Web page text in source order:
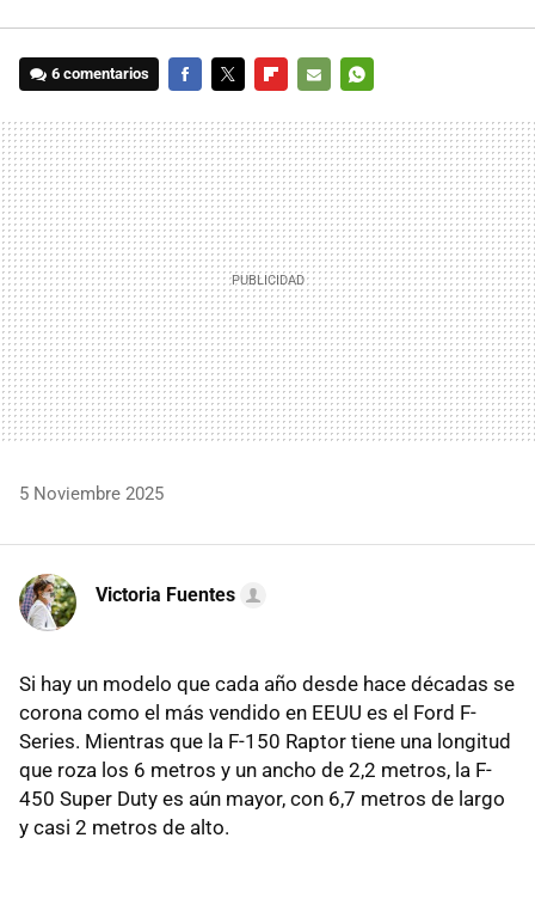
6 comentarios
MAIL
5 Noviembre 2025
Victoria Fuentes
Si hay un modelo que cada año desde hace décadas se
corona como el más vendido en EEUU es el Ford F-
Series. Mientras que la F-150 Raptor tiene una longitud
que roza los 6 metros y un ancho de 2,2 metros, la F-
450 Super Duty es aún mayor, con 6,7 metros de largo
y casi 2 metros de alto.